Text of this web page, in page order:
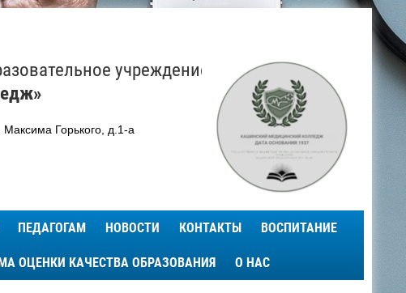
учреждение
Горького, д.1-а
ПЕДАГОГАМ НОВОСТИ КОНТАКТЫ ВОСПИТАНИЕ
ОЦЕНКИ КАЧЕСТВА ОБРАЗОВАНИЯ О НАС